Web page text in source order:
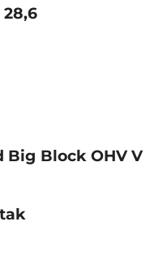
28,6
Big Block OHV V
tak